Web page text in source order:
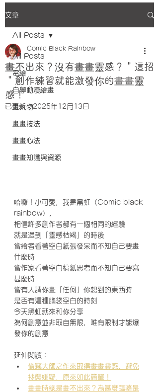
文章
All Posts
電繪
自學動漫繪畫
畫人物
畫畫技法
畫畫心法
畫畫知識與資源
All Posts
畫不出來？沒有畫畫靈感？＂這招
＂創作練習就能激發你的畫畫靈
感！
Comic Black Rainbow
已更新：2025年12月13日
哈囉！小可愛，我是黑虹（Comic black
rainbow），
相信許多創作者都有一個相同的經驗
就是遇到「靈感枯竭」的時後
當繪者看著空白紙張發呆而不知自己要畫
什麼時
當作家看著空白稿紙思考而不知自己要寫
甚麼時
當有人請你畫「任何」你想到的東西時
是否有這種腦袋空白的時刻
今天黑虹就來和你分享
為何創意並非取自無限，唯有限制才能爆
發你的創意
延伸閱讀：
偷竊大師之作來取得畫畫靈感，避免
抄襲嫌疑，原來如此簡單！
畫畫時總是畫不出來？為甚麼臨摹是